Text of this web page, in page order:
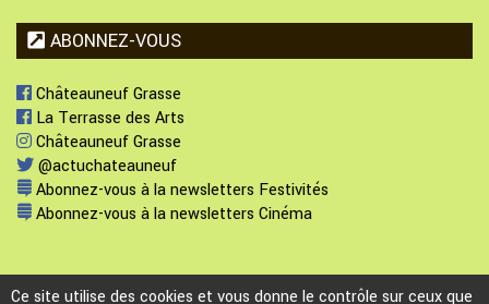
ABONNEZ-VOUS
Châteauneuf Grasse
La Terrasse des Arts
Châteauneuf Grasse
@actuchateauneuf
Abonnez-vous à la newsletters Festivités
Abonnez-vous à la newsletters Cinéma
Ce site utilise des cookies et vous donne le contrôle sur ceux que